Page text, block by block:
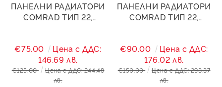
ПАНЕЛНИ РАДИАТОРИ
COMRAD ТИП 22,
€75.00
Цена с ДДС:
146.69 лв.
€125.00
Цена с ДДС: 244.48
лв.
ПАНЕЛНИ РАДИАТОРИ
COMRAD ТИП 22,
€90.00
Цена с ДДС:
176.02 лв.
€150.00
Цена с ДДС: 293.37
лв.